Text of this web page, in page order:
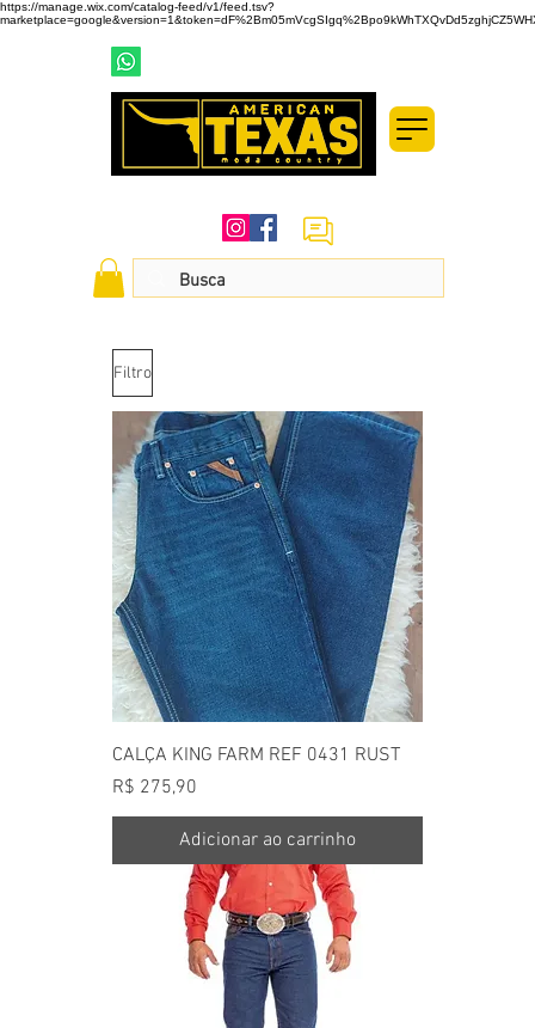
https://manage.wix.com/catalog-feed/v1/feed.tsv?
Filtro
CALÇA KING FARM REF 0431 RUST
Preço
R$ 275,90
Adicionar ao carrinho